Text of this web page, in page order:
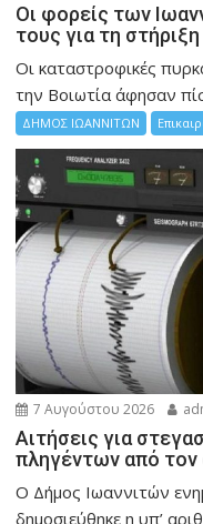
Οι φορείς των
τους για τη
Οι καταστροφικές
την Bοιωτία άφησαν
ΔΗΜΟΣ ΙΩΑΝΝΙΤΩΝ
7 Αυγούστου 2026
Αιτήσεις για
πληγέντων από τον
Ο Δήμος Ιωαννιτών
δημοσιεύθηκε η υπ’